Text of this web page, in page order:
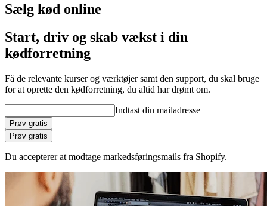
Sælg kød online
Start, driv og skab vækst i din
kødforretning
Få de relevante kurser og værktøjer samt den support, du skal bruge
for at oprette den kødforretning, du altid har drømt om.
Indtast din mailadresse
Prøv gratis
Prøv gratis
Du accepterer at modtage markedsføringsmails fra Shopify.